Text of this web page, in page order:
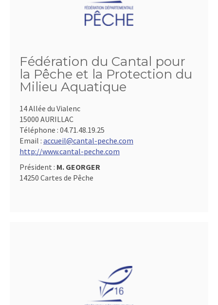
Fédération du Cantal pour
la Pêche et la Protection du
Milieu Aquatique
14 Allée du Vialenc
15000 AURILLAC
Téléphone : 04.71.48.19.25
Email : accueil@cantal-peche.com
http://www.cantal-peche.com
Président : M. GEORGER
14250 Cartes de Pêche